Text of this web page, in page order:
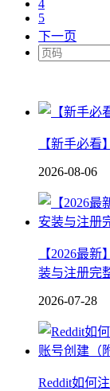
4
5
下一页
【新手必看
2026-08-06
【2026最
装与注册完
2026-07-28
Reddit如何